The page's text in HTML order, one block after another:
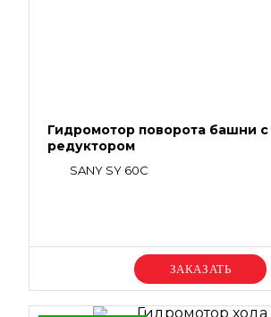
Гидромотор поворота башни с
редуктором
SANY SY 60C
Уточняйте цену